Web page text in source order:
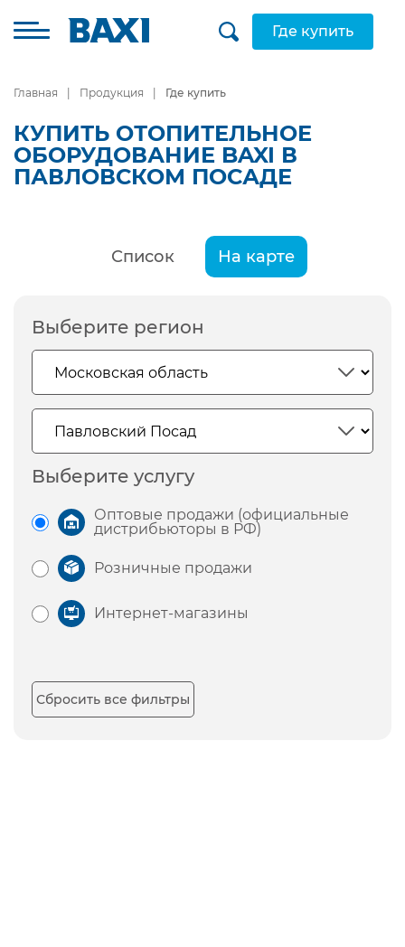
Где купить
Главная Продукция Где купить
КУПИТЬ ОТОПИТЕЛЬНОЕ
ОБОРУДОВАНИЕ BAXI В
ПАВЛОВСКОМ ПОСАДЕ
Список На карте
Выберите регион
Выберите услугу
Оптовые продажи (официальные
дистрибьюторы в РФ)
Розничные продажи
Интернет-магазины
Сбросить все фильтры